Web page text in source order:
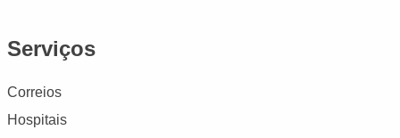
Serviços
Correios
Hospitais